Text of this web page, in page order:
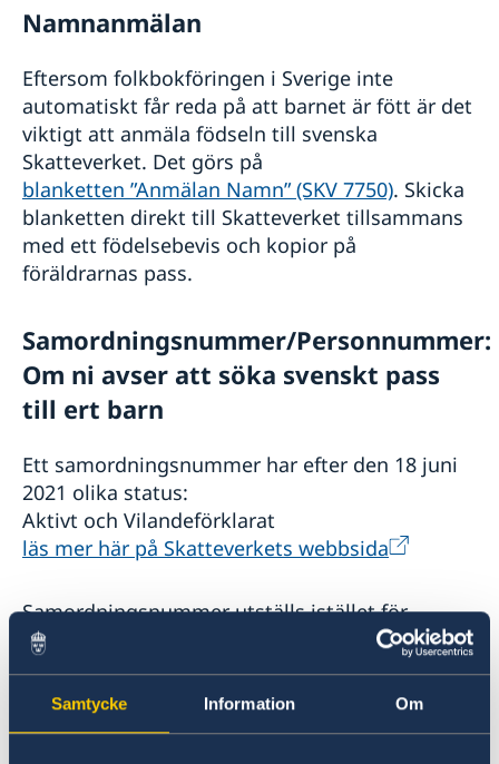
Samtycke Information Om
Namnanmälan
Eftersom folkbokföringen i Sverige inte
automatiskt får reda på att barnet är fött är det
viktigt att anmäla födseln till svenska
Skatteverket. Det görs på
blanketten ”Anmälan Namn” (SKV 7750). Skicka
blanketten direkt till Skatteverket tillsammans
med ett födelsebevis och kopior på
föräldrarnas pass.
Samordningsnummer/Personnummer:
Om ni avser att söka svenskt pass
till ert barn
Ett samordningsnummer har efter den 18 juni
2021 olika status:
Aktivt och Vilandeförklarat
läs mer här på Skatteverkets webbsida
Samordningsnummer utställs istället för
personnummer för svenska medborgare som
varken är eller har varit folkbokförda i Sverige.
Samordningsnummer söks endast i de fall som
föräldrarna har för avsikt att söka svenskt pass